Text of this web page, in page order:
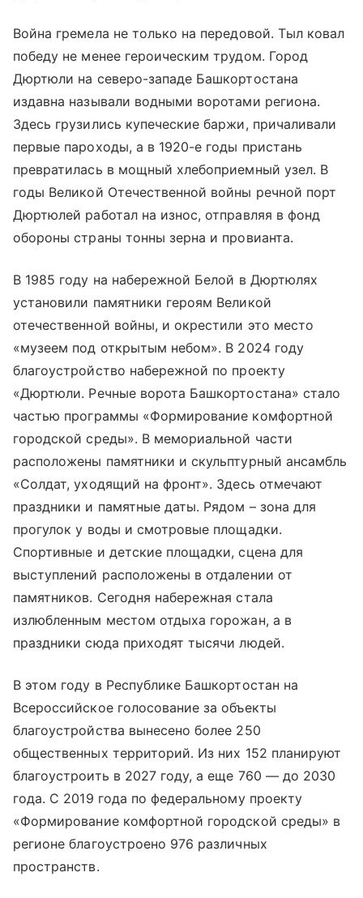
Война гремела не только на передовой. Тыл ковал
победу не менее героическим трудом. Город
Дюртюли на северо-западе Башкортостана
издавна называли водными воротами региона.
Здесь грузились купеческие баржи, причаливали
первые пароходы, а в 1920-е годы пристань
превратилась в мощный хлебоприемный узел. В
годы Великой Отечественной войны речной порт
Дюртюлей работал на износ, отправляя в фонд
обороны страны тонны зерна и провианта.
В 1985 году на набережной Белой в Дюртюлях
установили памятники героям Великой
отечественной войны, и окрестили это место
«музеем под открытым небом». В 2024 году
благоустройство набережной по проекту
«Дюртюли. Речные ворота Башкортостана» стало
частью программы «Формирование комфортной
городской среды». В мемориальной части
расположены памятники и скульптурный ансамбль
«Солдат, уходящий на фронт». Здесь отмечают
праздники и памятные даты. Рядом – зона для
прогулок у воды и смотровые площадки.
Спортивные и детские площадки, сцена для
выступлений расположены в отдалении от
памятников. Сегодня набережная стала
излюбленным местом отдыха горожан, а в
праздники сюда приходят тысячи людей.
В этом году в Республике Башкортостан на
Всероссийское голосование за объекты
благоустройства вынесено более 250
общественных территорий. Из них 152 планируют
благоустроить в 2027 году, а еще 760 — до 2030
года. С 2019 года по федеральному проекту
«Формирование комфортной городской среды» в
регионе благоустроено 976 различных
пространств.